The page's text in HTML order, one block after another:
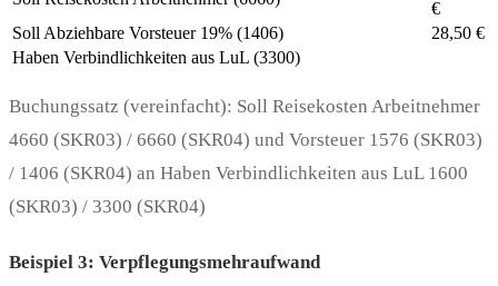
€
Soll Abziehbare Vorsteuer 19% (1406)
28,50 €
Haben Verbindlichkeiten aus LuL (3300)
Buchungssatz (vereinfacht): Soll Reisekosten Arbeitnehmer
4660 (SKR03) / 6660 (SKR04) und Vorsteuer 1576 (SKR03)
/ 1406 (SKR04) an Haben Verbindlichkeiten aus LuL 1600
(SKR03) / 3300 (SKR04)
Beispiel 3: Verpflegungsmehraufwand